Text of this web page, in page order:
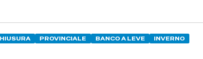
PROVINCIALE BANCO A LEVE
INVERNO